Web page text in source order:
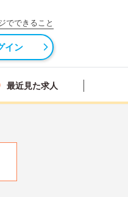
でできること
イン
最近見た求人